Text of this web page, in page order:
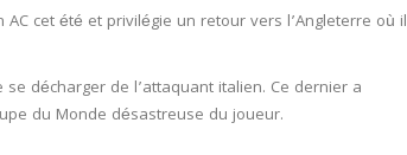
cet été et privilégie un retour vers l’Angleterre où il
décharger de l’attaquant italien. Ce dernier a
du Monde désastreuse du joueur.